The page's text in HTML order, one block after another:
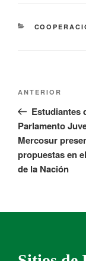
ANTERIOR
Estudiantes
Parlamento
Mercosur
propuestas en
de la Nación